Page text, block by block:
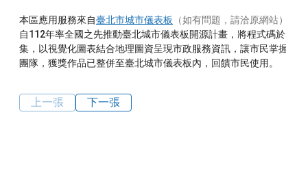
本區應用服務來自臺北市城市儀表板
（如有問題，請洽原網站）
自112年率全國之先推動臺北城市儀表板開源計畫，將程式碼
集，以視覺化圖表結合地理圖資呈現市政服務資訊，讓市民
團隊，獲獎作品已整併至臺北城市儀表板內，回饋市民使用。
上一張 下一張